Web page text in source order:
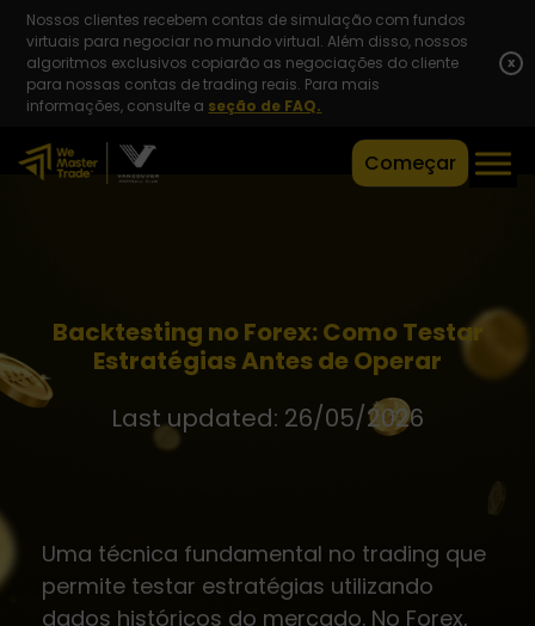
Nossos clientes recebem contas de simulação com fundos
virtuais para negociar no mundo virtual. Além disso, nossos
algoritmos exclusivos copiarão as negociações do cliente
para nossas contas de trading reais. Para mais
informações, consulte a seção de FAQ.
x
Começar
Backtesting no Forex: Como Testar
Estratégias Antes de Operar
Last updated: 26/05/2026
Uma técnica fundamental no trading que
permite testar estratégias utilizando
dados históricos do mercado. No Forex,